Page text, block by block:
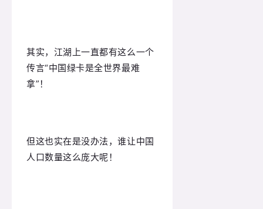
其实，江湖上一直都有这么一个
传言“中国绿卡是全世界最难
拿”！
但这也实在是没办法，谁让中国
人口数量这么庞大呢！